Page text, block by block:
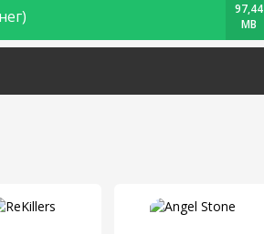
97,44
MB